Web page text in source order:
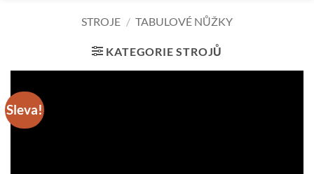
STROJE / TABULOVÉ NŮŽKY
KATEGORIE STROJŮ
Sleva!